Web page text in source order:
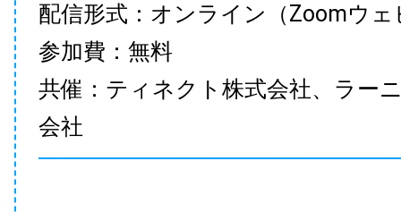
配信形式：オンライン（Zoomウェ
参加費：無料
共催：ティネクト株式会社、ラー
会社